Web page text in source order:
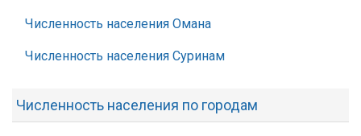
Численность населения Омана
Численность населения Суринам
Численность населения по городам